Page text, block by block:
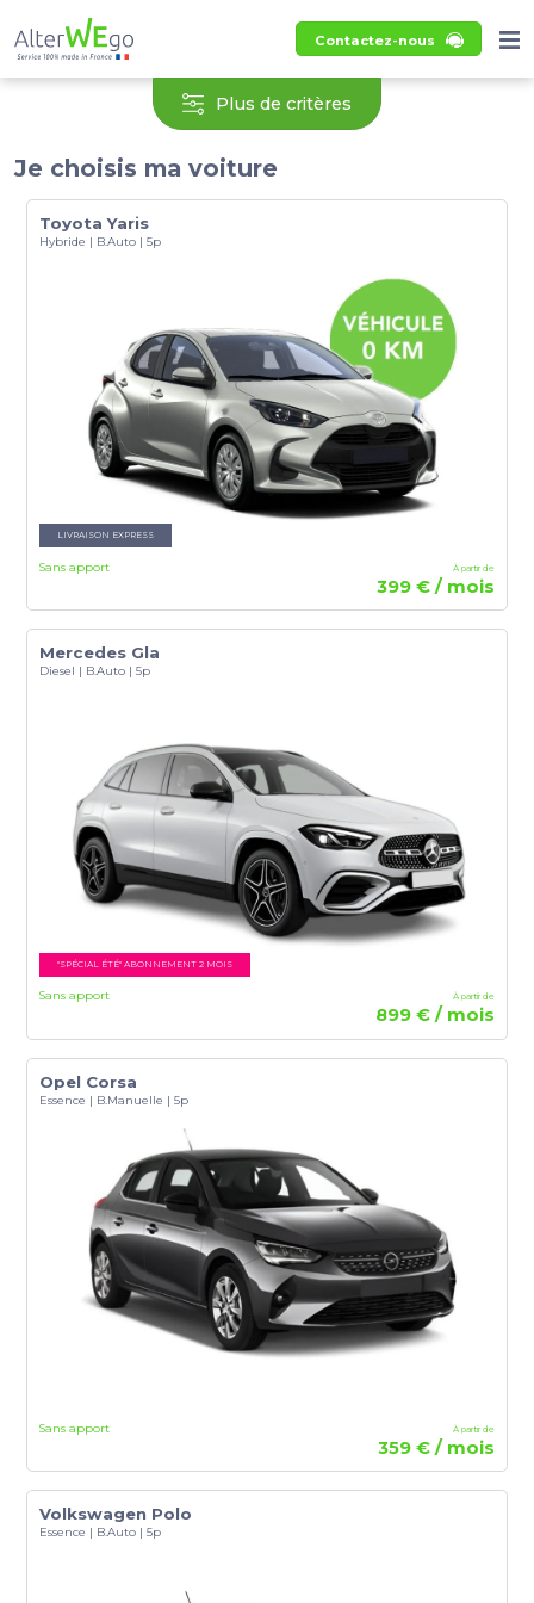
Contactez-nous
Plus de critères
Je choisis ma voiture
Toyota Yaris
Hybride | B.Auto | 5p
LIVRAISON EXPRESS
Sans apport À partir de
399 € / mois
Mercedes Gla
Diesel | B.Auto | 5p
"SPÉCIAL ÉTÉ" ABONNEMENT 2 MOIS
Sans apport À partir de
899 € / mois
Opel Corsa
Essence | B.Manuelle | 5p
Sans apport À partir de
359 € / mois
Volkswagen Polo
Essence | B.Auto | 5p